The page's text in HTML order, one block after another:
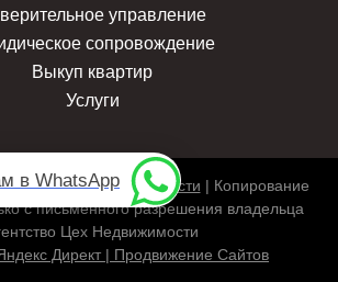
управление
сопровождение
Выкуп квартир
Услуги
конфиденциальности | Копирование
с письменного разрешения владельца
Цех Недвижимости
Директ | Продвижение Сайтов
в WhatsApp